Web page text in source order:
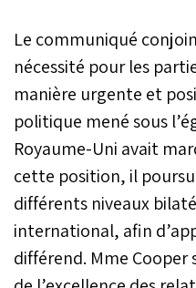
Le communiqué
nécessité pour les
manière urgente et
politique mené sous
Royaume-Uni avait
cette position, il
différents niveaux
international, afin
différend. Mme Cooper